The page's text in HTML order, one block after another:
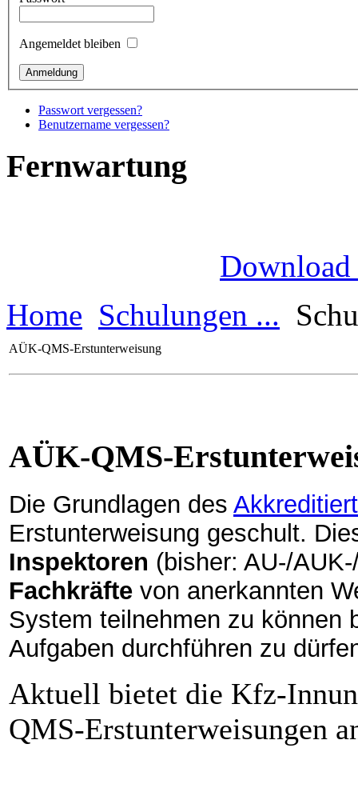
Angemeldet bleiben
Passwort vergessen?
Benutzername vergessen?
Fernwartung
Download
Home Schulungen ...
AÜK-QMS-Erstunterweisung
AÜK-QMS-
Die Grundlagen des
Erstunterweisung geschult.
Inspektoren (bisher: AU-/
Fachkräfte von anerkannten
System teilnehmen zu können
Aufgaben durchführen zu
Aktuell bietet die Kfz-
QMS-Erstunterweisungen